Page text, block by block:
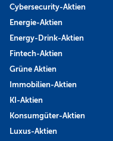
Cybersecurity-Aktien
Energie-Aktien
Energy-Drink-Aktien
Fintech-Aktien
Grüne Aktien
Immobilien-Aktien
KI-Aktien
Konsumgüter-Aktien
Luxus-Aktien